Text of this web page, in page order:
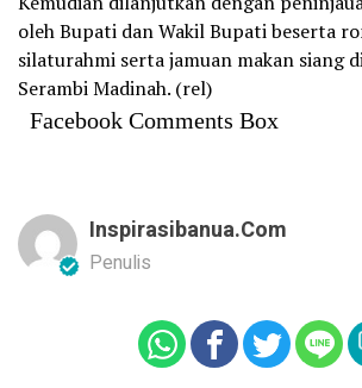
oleh Bupati dan Wakil Bupati beserta
silaturahmi serta jamuan makan siang
Serambi Madinah. (rel)
Facebook Comments Box
Inspirasibanua.com
Penulis